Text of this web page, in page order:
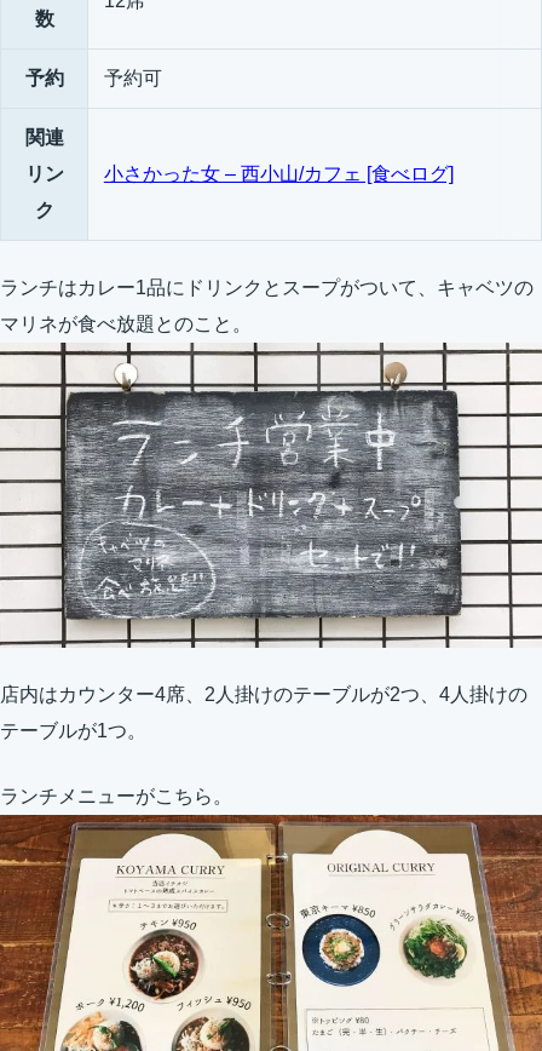
数
予約 予約可
関連
リン
ク
小さかった女 – 西小山/カフェ [食べログ]
ランチはカレー1品にドリンクとスープがついて、キャベツの
マリネが食べ放題とのこと。
店内はカウンター4席、2人掛けのテーブルが2つ、4人掛けの
テーブルが1つ。
ランチメニューがこちら。